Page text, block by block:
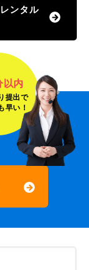
ンタル
以内
提出で
早い！